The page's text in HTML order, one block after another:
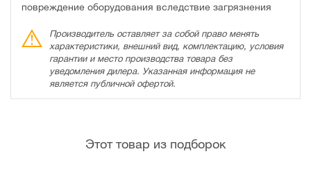
повреждение оборудования вследствие загрязнения
Производитель оставляет за собой право менять
характеристики, внешний вид, комплектацию, условия
гарантии и место производства товара без
уведомления дилера. Указанная информация не
является публичной офертой.
Этот товар из подборок